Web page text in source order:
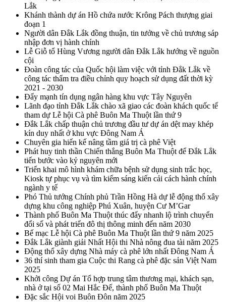
Lắk
Khánh thành dự án Hồ chứa nước Krông Pách thượng giai
đoạn 1
Người dân Đắk Lắk đồng thuận, tin tưởng về chủ trương sáp
nhập đơn vị hành chính
Lễ Giỗ tổ Hùng Vương người dân Đắk Lắk hướng về nguồn
cội
Đoàn công tác của Quốc hội làm việc với tỉnh Đắk Lắk về
công tác thẩm tra điều chỉnh quy hoạch sử dụng đất thời kỳ
2021 - 2030
Đẩy mạnh tín dụng ngân hàng khu vực Tây Nguyên
Lãnh đạo tỉnh Đắk Lắk chào xã giao các đoàn khách quốc tế
tham dự Lễ hội Cà phê Buôn Ma Thuột lần thứ 9
Đắk Lắk chấp thuận chủ trương đầu tư dự án dệt may khép
kín duy nhất ở khu vực Đông Nam Á
Chuyên gia hiến kế nâng tầm giá trị cà phê Việt
Phát huy tinh thần Chiến thắng Buôn Ma Thuột để Đắk Lắk
tiến bước vào kỷ nguyên mới
Triển khai mô hình khám chữa bệnh sử dụng sinh trắc học,
Kiosk tự phục vụ và tìm kiếm sáng kiến cải cách hành chính
ngành y tế
Phó Thủ tướng Chính phủ Trần Hồng Hà dự lễ động thổ xây
dựng khu công nghiệp Phú Xuân, huyện Cư M’Gar
Thành phố Buôn Ma Thuột thúc đẩy nhanh lộ trình chuyển
đổi số và phát triển đô thị thông minh đến năm 2030
Bế mạc Lễ hội Cà phê Buôn Ma Thuột lần thứ 9 năm 2025
Đắk Lắk giành giải Nhất Hội thi Nhà nông đua tài năm 2025
Động thổ xây dựng Nhà máy cà phê lớn nhất Đông Nam Á
36 thí sinh tham gia Cuộc thi Rang cà phê đặc sản Việt Nam
2025
Khởi công Dự án Tổ hợp trung tâm thương mại, khách sạn,
nhà ở tại số 02 Mai Hắc Đế, thành phố Buôn Ma Thuột
Đặc sắc Hội voi Buôn Đôn năm 2025